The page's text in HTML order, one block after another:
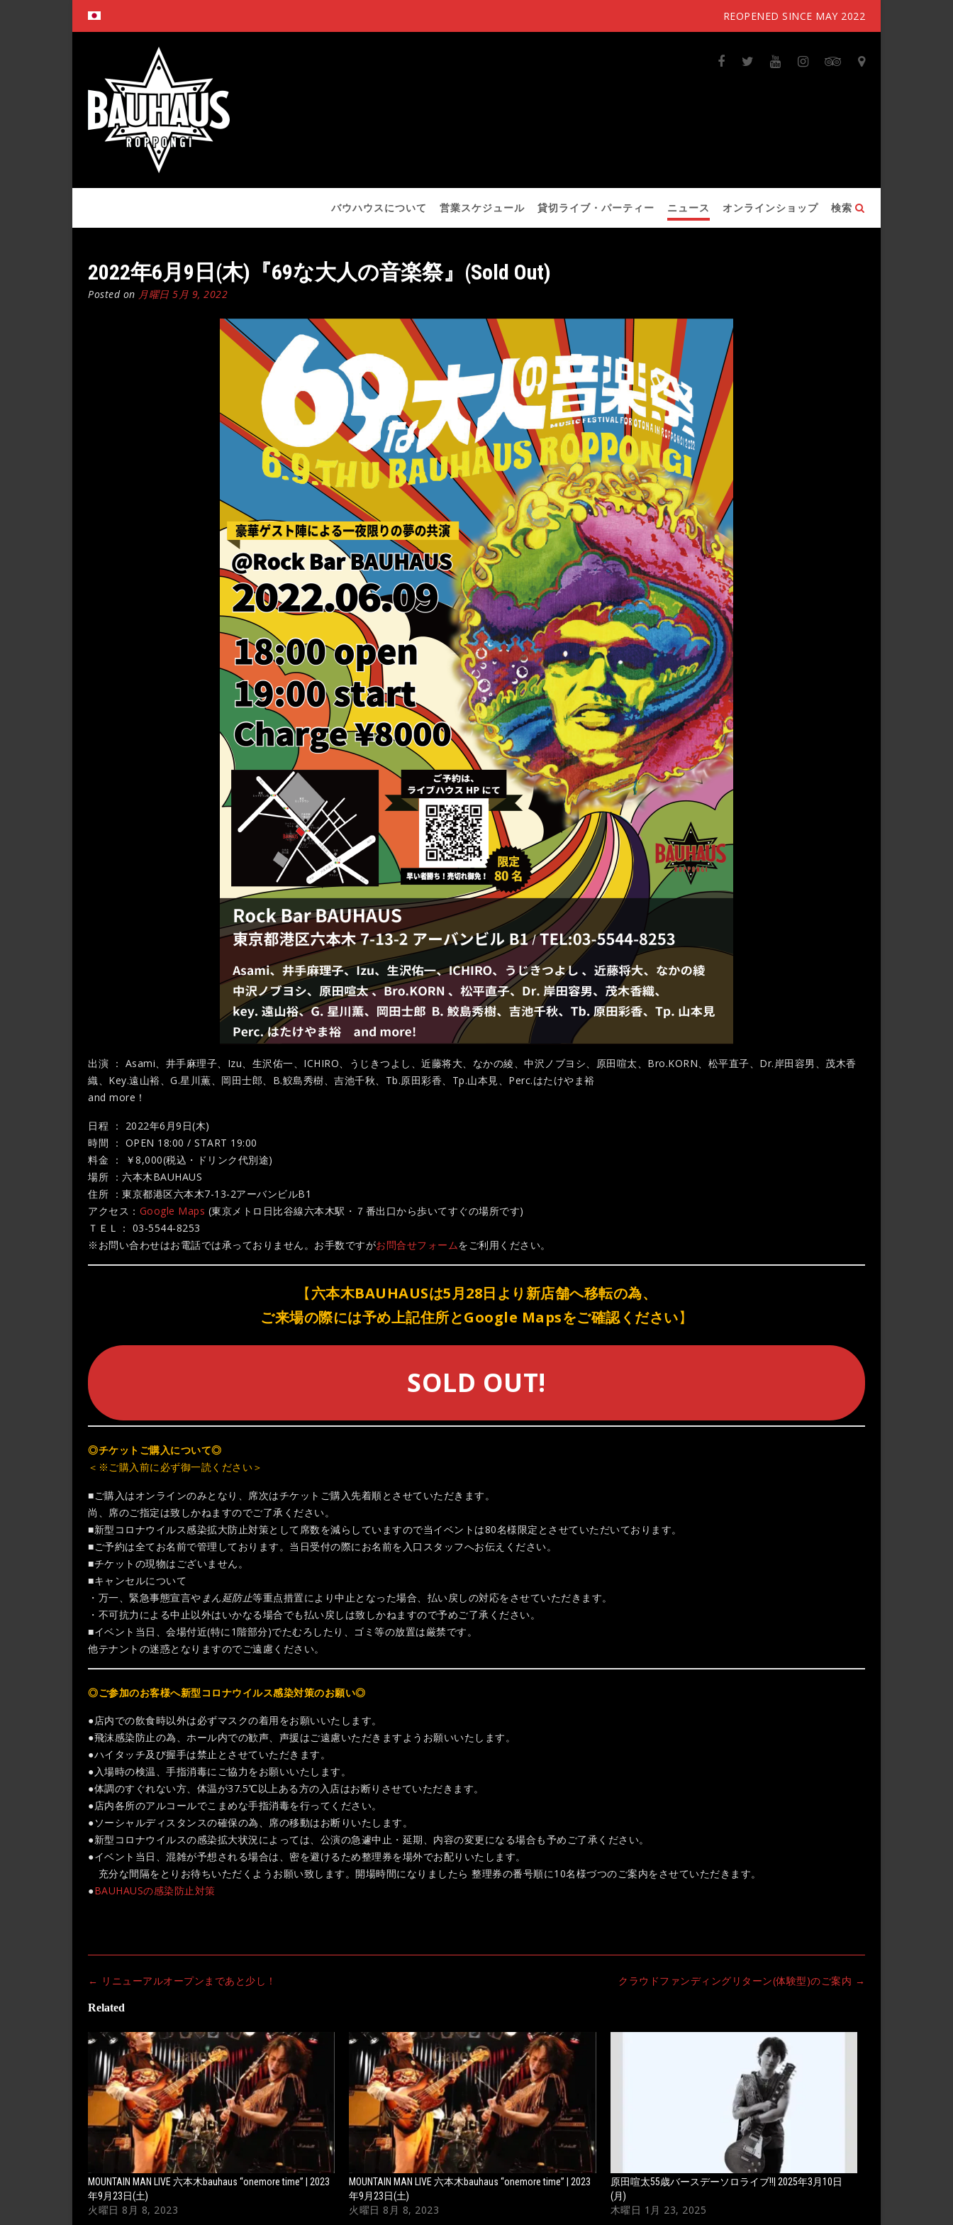
REOPENED SINCE MAY 2022
バウハウスについて 営業スケジュール 貸切ライブ・パーティー ニュース オンラインショップ 検索
2022年6月9日(木)『69な大人の音楽祭』(Sold Out)
Posted on 月曜日 5月 9, 2022
出演 ： Asami、井手麻理子、Izu、生沢佑一、ICHIRO、うじきつよし、近藤将大、なかの綾、中沢ノブヨシ、原田喧太、Bro.KORN、松平直子、Dr.岸田容男、茂木香
織、Key.遠山裕、G.星川薫、岡田士郎、B.鮫島秀樹、吉池千秋、Tb.原田彩香、Tp.山本見、Perc.はたけやま裕
and more！
日程 ： 2022年6月9日(木)
時間 ： OPEN 18:00 / START 19:00
料金 ： ￥8,000(税込・ドリンク代別途)
場所 ：六本木BAUHAUS
住所 ：東京都港区六本木7-13-2アーバンビルB1
アクセス： Google Maps (東京メトロ日比谷線六本木駅・７番出口から歩いてすぐの場所です)
ＴＥＬ： 03-5544-8253
※お問い合わせはお電話では承っておりません。お手数ですがお問合せフォームをご利用ください。
【六本木BAUHAUSは5月28日より新店舗へ移転の為、
ご来場の際には予め上記住所とGoogle Mapsをご確認ください】
SOLD OUT!
◎チケットご購入について◎
＜※ご購入前に必ず御一読ください＞
■ご購入はオンラインのみとなり、席次はチケットご購入先着順とさせていただきます。
尚、席のご指定は致しかねますのでご了承ください。
■新型コロナウイルス感染拡大防止対策として席数を減らしていますので当イベントは80名様限定とさせていただいております。
■ご予約は全てお名前で管理しております。当日受付の際にお名前を入口スタッフへお伝えください。
■チケットの現物はございません。
■キャンセルについて
・万一、緊急事態宣言や まん延防止等重点措置により中止となった場合、払い戻しの対応をさせていただきます。
・不可抗力による中止以外はいかなる場合でも払い戻しは致しかねますので予めご了承ください。
■イベント当日、会場付近(特に1階部分)でたむろしたり、ゴミ等の放置は厳禁です。
他テナントの迷惑となりますのでご遠慮ください。
◎ご参加のお客様へ新型コロナウイルス感染対策のお願い◎
●店内での飲食時以外は必ずマスクの着用をお願いいたします。
●飛沫感染防止の為、ホール内での歓声、声援はご遠慮いただきますようお願いいたします。
●ハイタッチ及び握手は禁止とさせていただきます。
●入場時の検温、手指消毒にご協力をお願いいたします。
●体調のすぐれない方、体温が37.5℃以上ある方の入店はお断りさせていただきます。
●店内各所のアルコールでこまめな手指消毒を行ってください。
●ソーシャルディスタンスの確保の為、席の移動はお断りいたします。
●新型コロナウイルスの感染拡大状況によっては、公演の急遽中止・延期、内容の変更になる場合も予めご了承ください。
●イベント当日、混雑が予想される場合は、密を避けるため整理券を場外でお配りいたします。
充分な間隔をとりお待ちいただくようお願い致します。開場時間になりましたら 整理券の番号順に10名様づつのご案内をさせていただきます。
●BAUHAUSの感染防止対策
Post
クラウドファンディングリターン(体験型)のご案内 →
← リニューアルオープンまであと少し！
Related
MOUNTAIN MAN LIVE 六本木bauhaus “onemore time” | 2023
年9月23日(土)
火曜日 8月 8, 2023
MOUNTAIN MAN LIVE 六本木bauhaus “onemore time” | 2023
年9月23日(土)
火曜日 8月 8, 2023
原田喧太55歳バースデーソロライブ!!| 2025年3月10日
(月)
木曜日 1月 23, 2025